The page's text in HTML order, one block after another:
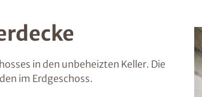
in den unbeheizten Keller. Die
im Erdgeschoss.